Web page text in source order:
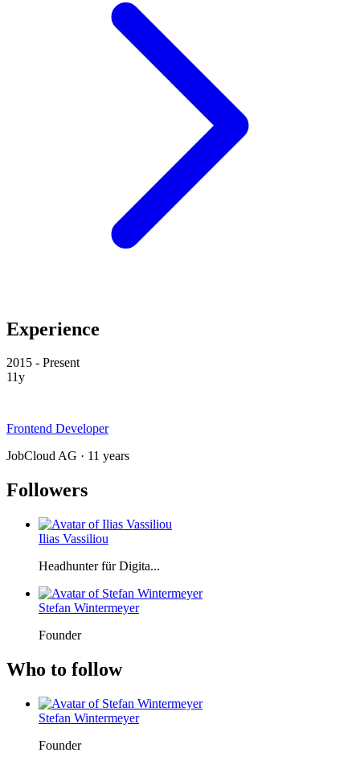
Experience
2015 - Present
11y
Frontend Developer
JobCloud AG · 11 years
Followers
Ilias Vassiliou
Headhunter für Digita...
Stefan Wintermeyer
Founder
Who to follow
Stefan Wintermeyer
Founder